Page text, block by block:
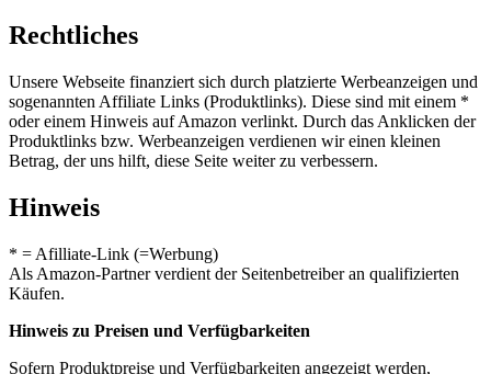
Rechtliches
Unsere Webseite finanziert sich durch platzierte Werbeanzeigen und
sogenannten Affiliate Links (Produktlinks). Diese sind mit einem *
oder einem Hinweis auf Amazon verlinkt. Durch das Anklicken der
Produktlinks bzw. Werbeanzeigen verdienen wir einen kleinen
Betrag, der uns hilft, diese Seite weiter zu verbessern.
Hinweis
* = Afilliate-Link (=Werbung)
Als Amazon-Partner verdient der Seitenbetreiber an qualifizierten
Käufen.
Hinweis zu Preisen und Verfügbarkeiten
Sofern Produktpreise und Verfügbarkeiten angezeigt werden,